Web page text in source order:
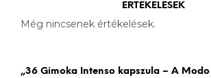
ÉRTÉKELÉSEK
Még nincsenek értékelések.
„36 Gimoka Intenso kapszula – A